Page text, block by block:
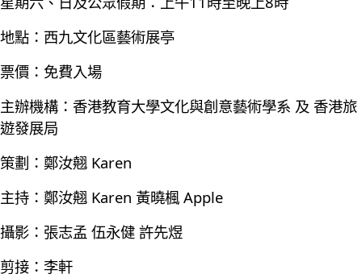
地點：西九文化區藝術展亭
票價：免費入場
主辦機構：香港教育大學文化與創意藝術學系 及 香港旅
遊發展局
策劃：鄭汝翹 Karen
主持：鄭汝翹 Karen 黃曉楓 Apple
攝影：張志孟 伍永健 許先煜
剪接：李軒